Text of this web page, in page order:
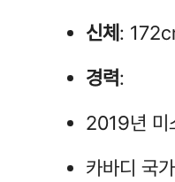
신체 :
경력:
2019년 미
카바디 국